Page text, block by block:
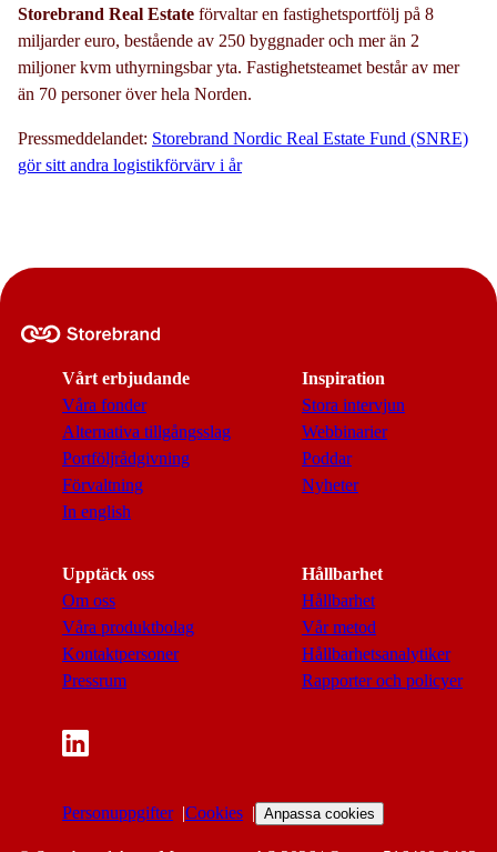
Storebrand Real Estate förvaltar en fastighetsportfölj på 8
miljarder euro, bestående av 250 byggnader och mer än 2
miljoner kvm uthyrningsbar yta. Fastighetsteamet består av mer
än 70 personer över hela Norden.
Pressmeddelandet: Storebrand Nordic Real Estate Fund (SNRE)
gör sitt andra logistikförvärv i år
Vårt erbjudande
Våra fonder
Alternativa tillgångsslag
Portföljrådgivning
Förvaltning
In english
Inspiration
Stora intervjun
Webbinarier
Poddar
Nyheter
Upptäck oss
Om oss
Våra produktbolag
Kontaktpersoner
Pressrum
Hållbarhet
Hållbarhet
Vår metod
Hållbarhetsanalytiker
Rapporter och policyer
Personuppgifter Cookies Anpassa cookies